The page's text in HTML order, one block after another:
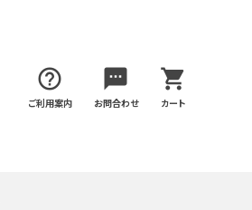
help_outline
ご利用案内
sms
お問合わせ
shopping_cart
カート